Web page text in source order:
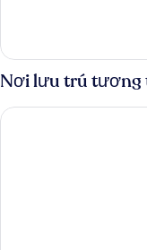
QT
Junior
Suite
Nơi lưu trú tương
Pan Pacific Singapore